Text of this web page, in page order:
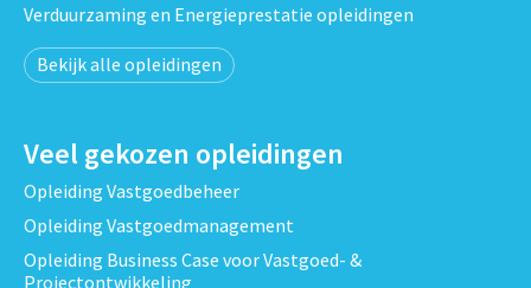
Verduurzaming en Energieprestatie opleidingen
Bekijk alle opleidingen
Veel gekozen opleidingen
Opleiding Vastgoedbeheer
Opleiding Vastgoedmanagement
Opleiding Business Case voor Vastgoed- &
Projectontwikkeling